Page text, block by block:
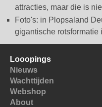
attracties, maar die is
Foto's: in Plopsaland
gigantische rotsformatie
Looopings
Nieuws
Wachttijden
Webshop
About